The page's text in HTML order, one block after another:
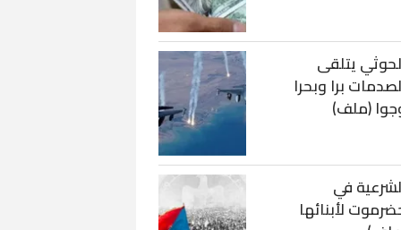
يتلقى
برا وبحرا
(ملف)
في
لأبنائها